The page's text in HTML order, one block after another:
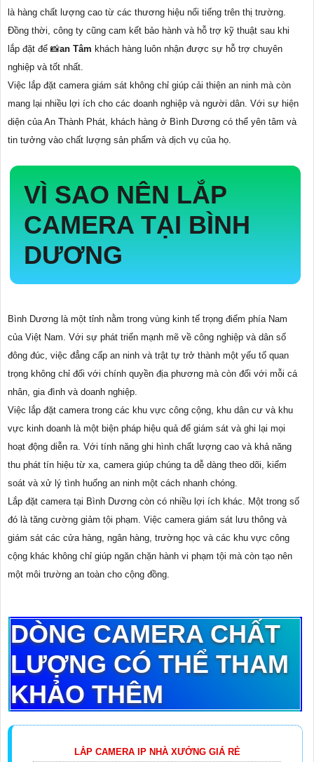
là hàng chất lượng cao từ các thương hiệu nổi tiếng trên thị trường.
Đồng thời, công ty cũng cam kết bảo hành và hỗ trợ kỹ thuật sau khi
lắp đặt để 📸an Tâm khách hàng luôn nhận được sự hỗ trợ chuyên
nghiệp và tốt nhất.
Việc lắp đặt camera giám sát không chỉ giúp cải thiện an ninh mà còn
mang lại nhiều lợi ích cho các doanh nghiệp và người dân. Với sự hiện
diện của An Thành Phát, khách hàng ở Bình Dương có thể yên tâm và
tin tưởng vào chất lượng sản phẩm và dịch vụ của họ.
VÌ SAO NÊN LẮP
CAMERA TẠI BÌNH
DƯƠNG
Bình Dương là một tỉnh nằm trong vùng kinh tế trọng điểm phía Nam
của Việt Nam. Với sự phát triển mạnh mẽ về công nghiệp và dân số
đông đúc, việc đẳng cấp an ninh và trật tự trở thành một yếu tố quan
trọng không chỉ đối với chính quyền địa phương mà còn đối với mỗi cá
nhân, gia đình và doanh nghiệp.
Việc lắp đặt camera trong các khu vực công cộng, khu dân cư và khu
vực kinh doanh là một biện pháp hiệu quả để giám sát và ghi lại mọi
hoạt động diễn ra. Với tính năng ghi hình chất lượng cao và khả năng
thu phát tín hiệu từ xa, camera giúp chúng ta dễ dàng theo dõi, kiểm
soát và xử lý tình huống an ninh một cách nhanh chóng.
Lắp đặt camera tại Bình Dương còn có nhiều lợi ích khác. Một trong số
đó là tăng cường giảm tội phạm. Việc camera giám sát lưu thông và
giám sát các cửa hàng, ngân hàng, trường học và các khu vực công
cộng khác không chỉ giúp ngăn chặn hành vi phạm tội mà còn tạo nên
một môi trường an toàn cho cộng đồng.
DÒNG CAMERA CHẤT
LƯỢNG CÓ THỂ THAM
KHẢO THÊM
LẮP CAMERA IP NHÀ XƯỞNG GIÁ RẺ